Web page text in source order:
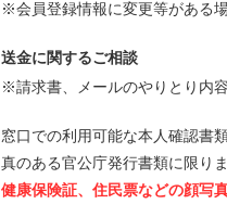
※会員登録情報に変更等がある
送金に関するご相談
※請求書、メールのやりとり内
窓口での利用可能な本人確認書
真のある官公庁発行書類に限りま
健康保険証、住民票などの顔写